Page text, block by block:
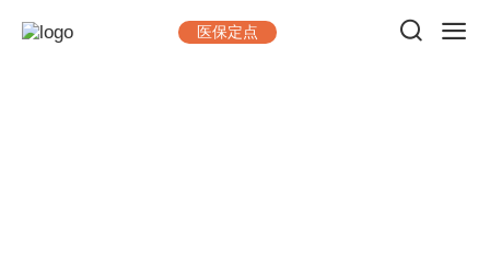
医保定点